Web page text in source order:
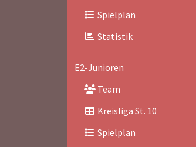
Spielplan
Statistik
E2-Junioren
Team
Kreisliga St. 10
Spielplan